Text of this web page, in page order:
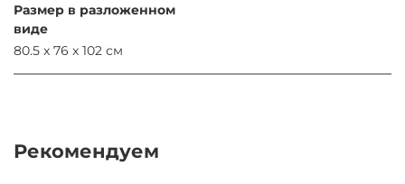
Размер в разложенном
виде
80.5 x 76 x 102 см
Рекомендуем